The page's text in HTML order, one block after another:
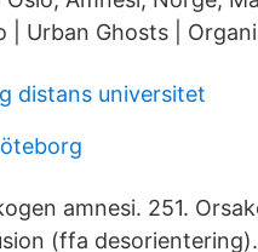
| Urban Ghosts |
distans universitet
amnesi. 251.
(ffa